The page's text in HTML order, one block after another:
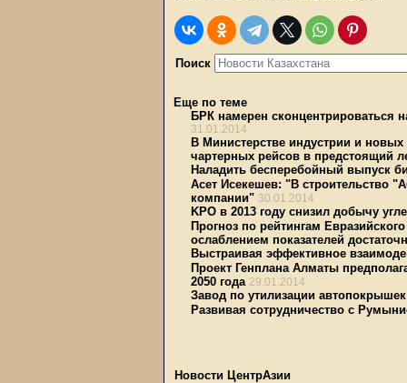
Поиск
Еще по теме
БРК намерен сконцентрироваться
31.01.2014
В Министерстве индустрии и
чартерных рейсов в предстоящий
Наладить бесперебойный выпуск
Асет Исекешев: "В строительство
компании" 30.01.2014
KPO в 2013 году снизил добычу
Прогноз по рейтингам
ослаблением показателей
Выстраивая эффективное
Проект Генплана Алматы
2050 года 29.01.2014
Завод по утилизации
Развивая сотрудничество с
Новости ЦентрАзии